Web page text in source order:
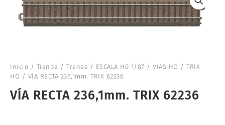
Inicio / Tienda / Trenes / ESCALA H0 1/87 / VIAS HO / TRIX
HO / VÍA RECTA 236,1mm. TRIX 62236
VÍA RECTA 236,1mm. TRIX 62236